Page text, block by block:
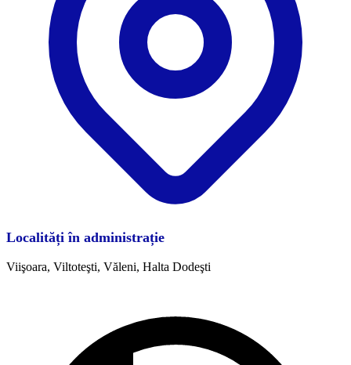
Localități în administrație
Viişoara, Viltoteşti, Văleni, Halta Dodeşti